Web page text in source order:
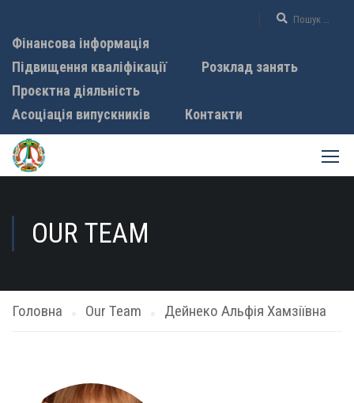
Фінансова інформація
Підвищення кваліфікації
Розклад занять
Проєктна діяльність
Асоціація випускників
Контакти
OUR TEAM
Головна Our Team Дейнеко Альфія Хамзіївна